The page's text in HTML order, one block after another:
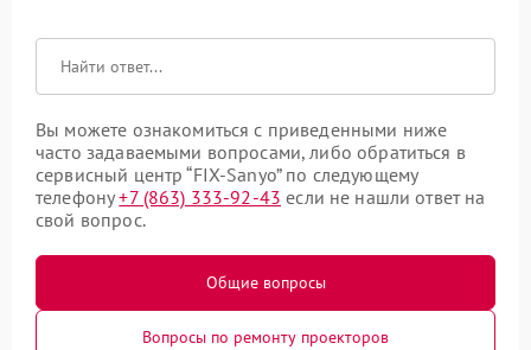
Вы можете ознакомиться с приведенными ниже
часто задаваемыми вопросами, либо обратиться в
сервисный центр “FIX-Sanyo” по следующему
телефону+7 (863) 333-92-43 если не нашли ответ на
свой вопрос.
Общие вопросы
Вопросы по ремонту проекторов